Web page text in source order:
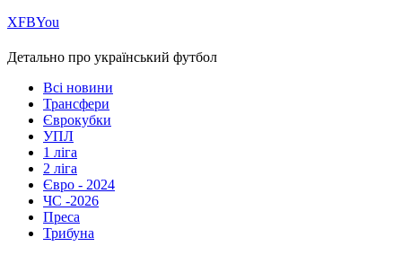
ХFBYou
Детально про український футбол
Всі новини
Трансфери
Єврокубки
УПЛ
1 ліга
2 ліга
Євро - 2024
ЧС -2026
Преса
Трибуна